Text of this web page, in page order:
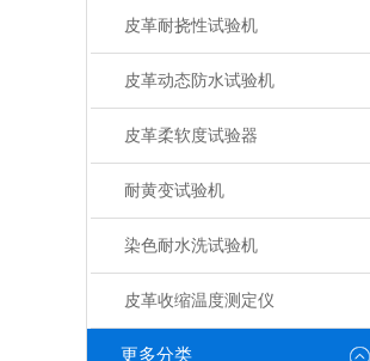
皮革耐挠性试验机
皮革动态防水试验机
皮革柔软度试验器
耐黄变试验机
染色耐水洗试验机
皮革收缩温度测定仪
更多分类